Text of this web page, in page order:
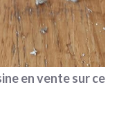
en vente sur ce